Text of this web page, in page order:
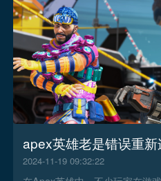
2024-11-19 09:32:22